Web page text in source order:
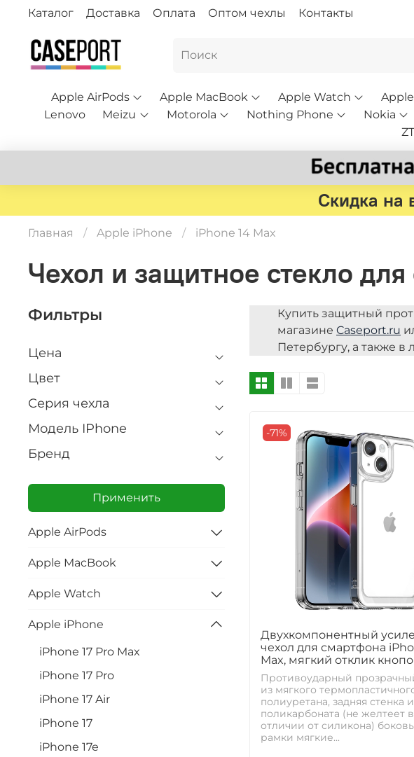
Каталог Доставка Оплата Оптом чехлы Контакты
Apple AirPods Apple MacBook Apple Watch
Lenovo
Meizu Motorola Nothing Phone Nokia
Скидка на
Главная Apple iPhone iPhone 14 Max
Чехол и защитное стекло
Купить защитный
магазине Caseport.ru
Петербургу, а также
-71%
Двухкомпонентный
чехол для смартфона
Max, мягкий отклик
Противоударный
из мягкого
полиуретана, задняя стенка
поликарбоната (не желтеет в
отличии от силикона)
рамки мягкие...
Фильтры
Цена
Цвет
Серия чехла
Модель IPhone
Бренд
Применить
Apple AirPods
Apple MacBook
Apple Watch
Apple iPhone
iPhone 17 Pro Max
iPhone 17 Pro
iPhone 17 Air
iPhone 17
iPhone 17e